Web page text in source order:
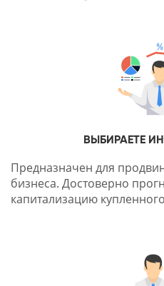
ВЫБИРАЕТЕ
Предназначен для
бизнеса. Достоверно
капитализацию